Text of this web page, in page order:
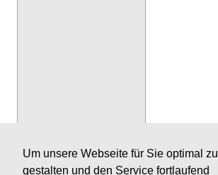
Um unsere Webseite für Sie optimal zu
gestalten und den Service fortlaufend